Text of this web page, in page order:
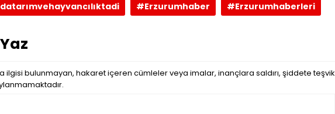
#Erzurumhaber #Erzurumhaberleri
ilgisi bulunmayan, hakaret içeren cümleler veya imalar, inançlara saldırı, şiddete teşvik